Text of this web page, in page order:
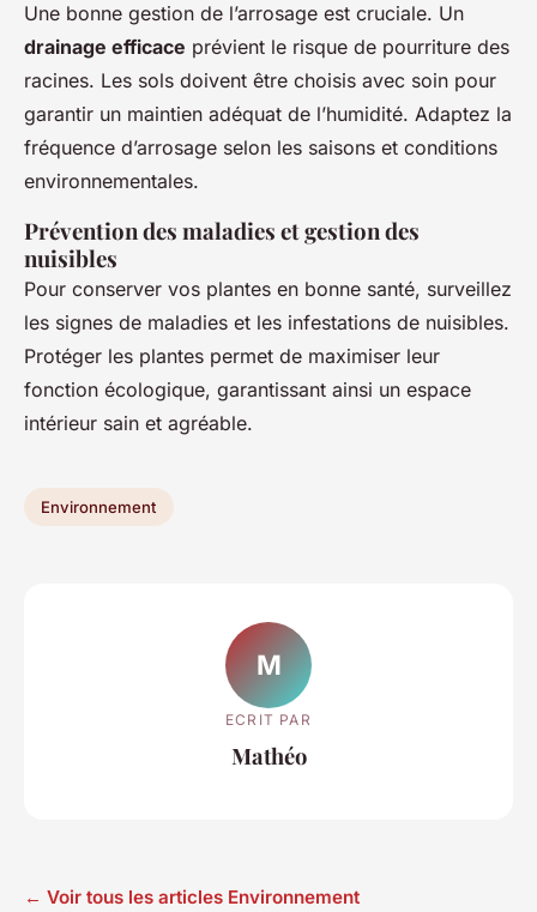
Une bonne gestion de l’arrosage est cruciale. Un
drainage efficace prévient le risque de pourriture des
racines. Les sols doivent être choisis avec soin pour
garantir un maintien adéquat de l’humidité. Adaptez la
fréquence d’arrosage selon les saisons et conditions
environnementales.
Prévention des maladies et gestion des
nuisibles
Pour conserver vos plantes en bonne santé, surveillez
les signes de maladies et les infestations de nuisibles.
Protéger les plantes permet de maximiser leur
fonction écologique, garantissant ainsi un espace
intérieur sain et agréable.
Environnement
M
ECRIT PAR
Mathéo
← Voir tous les articles Environnement